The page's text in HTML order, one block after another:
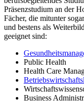
Präsenzstudium an der
Fächer, die mitunter
und bestens als
geeignet sind:
Public Health
Health Care
Business